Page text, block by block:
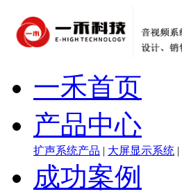
一禾首页
产品中心
扩声系统产品 | 大屏显示系统 |
成功案例